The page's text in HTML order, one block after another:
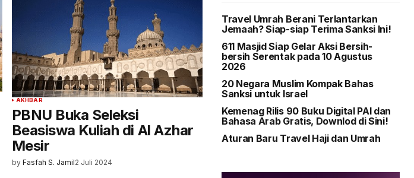
AKHBAR
PBNU Buka Seleksi
Beasiswa Kuliah di Al Azhar
Mesir
by Fasfah S. Jamil2 Juli 2024
Travel Umrah Berani Terlantarkan
Jemaah? Siap-siap Terima Sanksi Ini!
611 Masjid Siap Gelar Aksi Bersih-
bersih Serentak pada 10 Agustus
2026
20 Negara Muslim Kompak Bahas
Sanksi untuk Israel
Kemenag Rilis 90 Buku Digital PAI dan
Bahasa Arab Gratis, Downlod di Sini!
Aturan Baru Travel Haji dan Umrah